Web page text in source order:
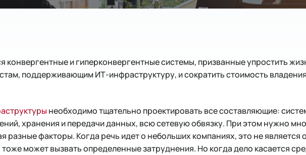
конвергентные и гиперконвергентные системы, призванные упростить
поддерживающим ИТ-инфраструктуру, и сократить стоимость
необходимо тщательно проектировать все составляющие:
хранения и передачи данных, всю сетевую обвязку. При этом нужно
разные факторы. Когда речь идет о небольших компаниях, это не является
может вызвать определенные затруднения. Но когда дело касается